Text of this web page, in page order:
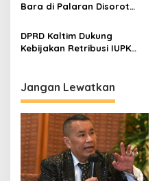
Bara di Palaran Disorot
DPRD Kaltim Dukung
Kebijakan Retribusi IUPK
Jangan Lewatkan